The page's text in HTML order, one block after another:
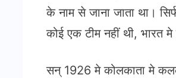
के नाम से जाना जाता था।
कोई एक टीम नहीं थी, भारत
सन् 1926 मे कोलकाता मे